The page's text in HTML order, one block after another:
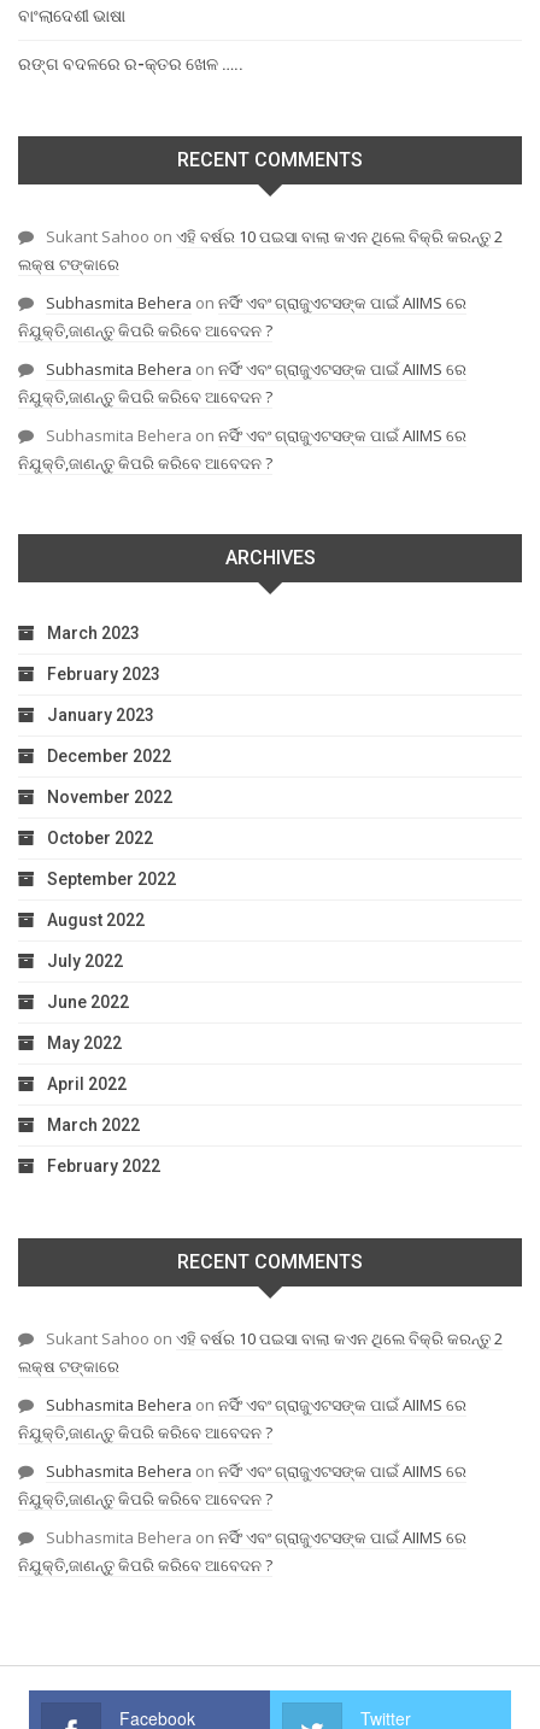
ବାଂଲାଦେଶୀ ଭାଷା
ରଙ୍ଗ ବଦଳରେ ର-କ୍ତର ଖେଳ …..
RECENT COMMENTS
Sukant Sahoo on ଏହି ବର୍ଷର 10 ପଇସା ବାଲା କଏନ ଥିଲେ ବିକ୍ରି କରନ୍ତୁ 2
ଲକ୍ଷ ଟଙ୍କାରେ
Subhasmita Behera on ନର୍ସିଂ ଏବଂ ଗ୍ରାଜୁଏଟସଙ୍କ ପାଇଁ AIIMS ରେ
ନିଯୁକ୍ତି,ଜାଣନ୍ତୁ କିପରି କରିବେ ଆବେଦନ ?
Subhasmita Behera on ନର୍ସିଂ ଏବଂ ଗ୍ରାଜୁଏଟସଙ୍କ ପାଇଁ AIIMS ରେ
ନିଯୁକ୍ତି,ଜାଣନ୍ତୁ କିପରି କରିବେ ଆବେଦନ ?
Subhasmita Behera on ନର୍ସିଂ ଏବଂ ଗ୍ରାଜୁଏଟସଙ୍କ ପାଇଁ AIIMS ରେ
ନିଯୁକ୍ତି,ଜାଣନ୍ତୁ କିପରି କରିବେ ଆବେଦନ ?
ARCHIVES
March 2023
February 2023
January 2023
December 2022
November 2022
October 2022
September 2022
August 2022
July 2022
June 2022
May 2022
April 2022
March 2022
February 2022
RECENT COMMENTS
Sukant Sahoo on ଏହି ବର୍ଷର 10 ପଇସା ବାଲା କଏନ ଥିଲେ ବିକ୍ରି କରନ୍ତୁ 2
ଲକ୍ଷ ଟଙ୍କାରେ
Subhasmita Behera on ନର୍ସିଂ ଏବଂ ଗ୍ରାଜୁଏଟସଙ୍କ ପାଇଁ AIIMS ରେ
ନିଯୁକ୍ତି,ଜାଣନ୍ତୁ କିପରି କରିବେ ଆବେଦନ ?
Subhasmita Behera on ନର୍ସିଂ ଏବଂ ଗ୍ରାଜୁଏଟସଙ୍କ ପାଇଁ AIIMS ରେ
ନିଯୁକ୍ତି,ଜାଣନ୍ତୁ କିପରି କରିବେ ଆବେଦନ ?
Subhasmita Behera on ନର୍ସିଂ ଏବଂ ଗ୍ରାଜୁଏଟସଙ୍କ ପାଇଁ AIIMS ରେ
ନିଯୁକ୍ତି,ଜାଣନ୍ତୁ କିପରି କରିବେ ଆବେଦନ ?
Facebook Twitter